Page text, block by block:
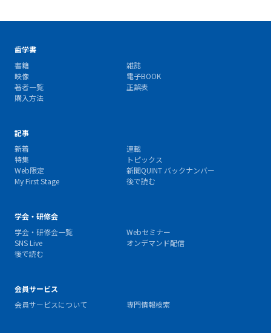
歯学書
書籍
雑誌
映像
電子BOOK
著者一覧
正誤表
購入方法
記事
新着
連載
特集
トピックス
Web限定
新聞QUINT バックナンバー
My First Stage
後で読む
学会・研修会
学会・研修会一覧
Webセミナー
SNS Live
オンデマンド配信
後で読む
会員サービス
会員サービスについて
専門情報検索